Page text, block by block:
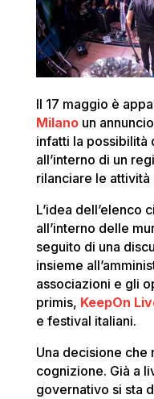
Il 17 maggio è
Milanoun
infatti la
all’interno di un
rilanciare le
L’idea dell’elenco
all’interno delle
seguito di una
insieme
associazioni e gli
primis, KeepOn
e festival italiani.
Una decisione che
cognizione. Già a
governativo si sta